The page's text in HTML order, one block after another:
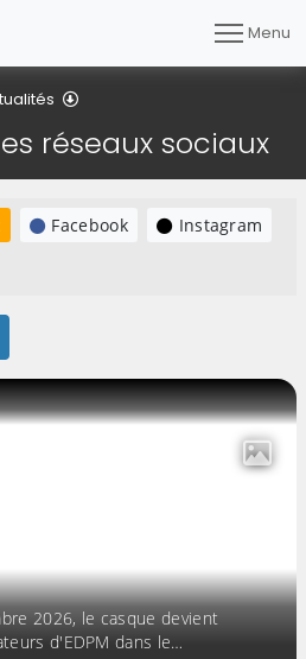
Menu
réseaux sociaux
Facebook
Instagram
12
2026, le casque devient
d'EDPM dans le…